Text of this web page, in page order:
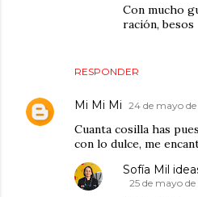
RESPONDER
Con mucho
ración, besos
Mi Mi Mi 24 de mayo de
Cuanta cosilla has
con lo dulce, me
Sofía Mil
25 de mayo de